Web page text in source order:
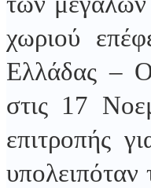
χωριού
Ελλάδας –
στις 17
επιτροπής